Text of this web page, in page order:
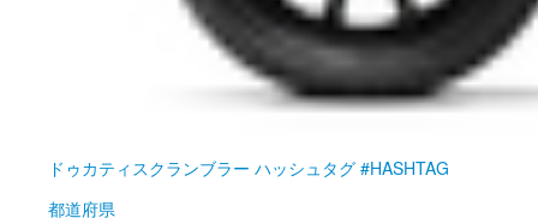
ドゥカティ スクランブラー ハッシュタグ #HASHTAG
都道府県